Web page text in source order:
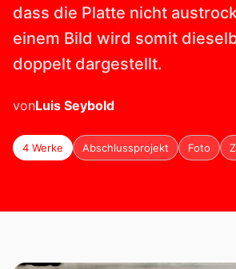
dass die Platte nicht
einem Bild wird somit
doppelt dargestellt.
vonLuis Seybold
4 Werke Abschlussprojekt Foto